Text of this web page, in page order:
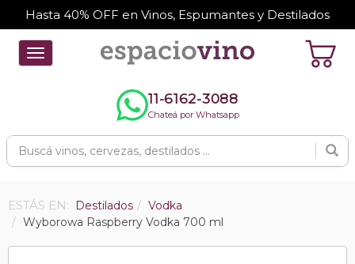
Hasta 40% OFF en Vinos, Espumantes y Destilados
Toggle
navigation
11-6162-3088
Chateá por Whatsapp
ESTÁS EN: Destilados
Vodka
Wyborowa Raspberry Vodka 700 ml